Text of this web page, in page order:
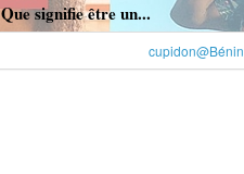
Que signifie être un...
cupidon@Bénin